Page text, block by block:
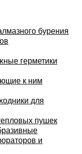
бурения
герметики
к ним
для
пушек
и